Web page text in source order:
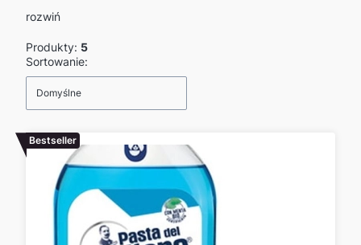
rozwiń
Produkty: 5
Lista produktów
Sortowanie:
Domyślne
Bestseller